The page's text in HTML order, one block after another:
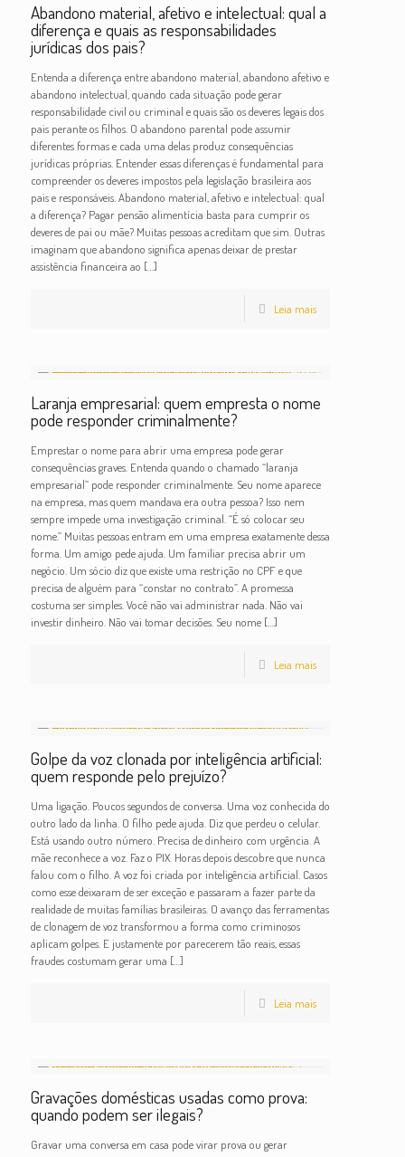
Abandono material, afetivo e intelectual: qual a
diferença e quais as responsabilidades
jurídicas dos pais?
Entenda a diferença entre abandono material, abandono afetivo e
abandono intelectual, quando cada situação pode gerar
responsabilidade civil ou criminal e quais são os deveres legais dos
pais perante os filhos. O abandono parental pode assumir
diferentes formas e cada uma delas produz consequências
jurídicas próprias. Entender essas diferenças é fundamental para
compreender os deveres impostos pela legislação brasileira aos
pais e responsáveis. Abandono material, afetivo e intelectual: qual
a diferença? Pagar pensão alimentícia basta para cumprir os
deveres de pai ou mãe? Muitas pessoas acreditam que sim. Outras
imaginam que abandono significa apenas deixar de prestar
assistência financeira ao […]
Leia mais
Laranja empresarial: quem empresta o nome
pode responder criminalmente?
Emprestar o nome para abrir uma empresa pode gerar
consequências graves. Entenda quando o chamado “laranja
empresarial” pode responder criminalmente. Seu nome aparece
na empresa, mas quem mandava era outra pessoa? Isso nem
sempre impede uma investigação criminal. “É só colocar seu
nome.” Muitas pessoas entram em uma empresa exatamente dessa
forma. Um amigo pede ajuda. Um familiar precisa abrir um
negócio. Um sócio diz que existe uma restrição no CPF e que
precisa de alguém para “constar no contrato”. A promessa
costuma ser simples. Você não vai administrar nada. Não vai
investir dinheiro. Não vai tomar decisões. Seu nome[…]
Leia mais
Golpe da voz clonada por inteligência artificial:
quem responde pelo prejuízo?
Uma ligação. Poucos segundos de conversa. Uma voz conhecida do
outro lado da linha. O filho pede ajuda. Diz que perdeu o celular.
Está usando outro número. Precisa de dinheiro com urgência. A
mãe reconhece a voz. Faz o PIX. Horas depois descobre que nunca
falou com o filho. A voz foi criada por inteligência artificial. Casos
como esse deixaram de ser exceção e passaram a fazer parte da
realidade de muitas famílias brasileiras. O avanço das ferramentas
de clonagem de voz transformou a forma como criminosos
aplicam golpes. E justamente por parecerem tão reais, essas
fraudes costumam gerar uma […]
Leia mais
Gravações domésticas usadas como prova:
quando podem ser ilegais?
Gravar uma conversa em casa pode virar prova ou gerar